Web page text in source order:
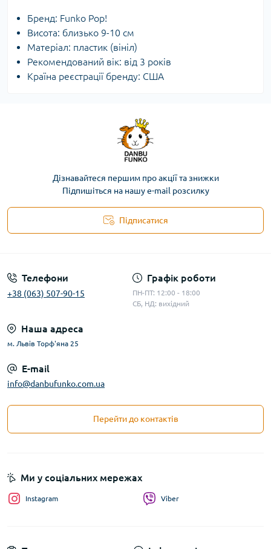
Бренд: Funko Pop!
Висота: близько 9-10 см
Матеріал: пластик (вініл)
Рекомендований вік: від 3 років
Країна реєстрації бренду: США
Дізнавайтеся першим про акції та знижки
Підпишіться на нашу e-mail розсилку
Підписатися
Телефони
+38 (063) 507-90-15
Графік роботи
ПН-ПТ: 12:00 - 18:00
СБ, НД: вихідний
Наша адреса
м. Львів Торф'яна 25
E-mail
info@danbufunko.com.ua
Перейти до контактів
Ми у соціальних мережах
Instagram Viber